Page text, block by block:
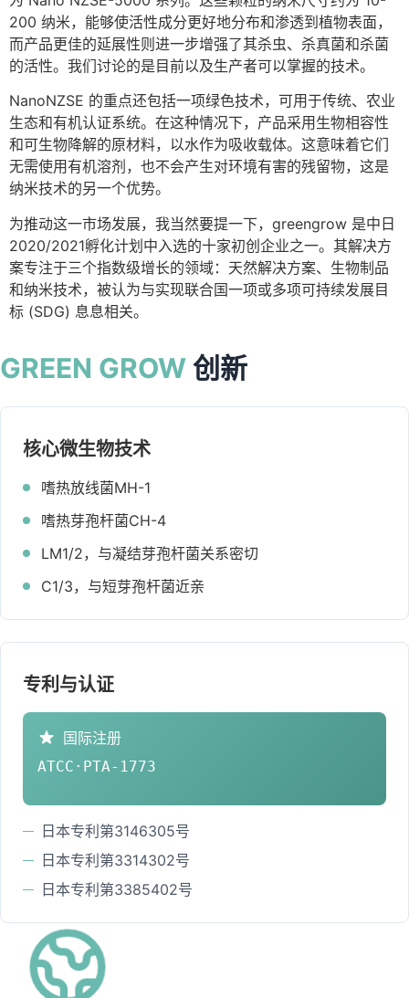
200 纳米，能够使活性成分更好地分布和渗透到植物表面，
而产品更佳的延展性则进一步增强了其杀虫、杀真菌和杀菌
的活性。我们讨论的是目前以及生产者可以掌握的技术。
NanoNZSE 的重点还包括一项绿色技术，可用于传统、农业
生态和有机认证系统。在这种情况下，产品采用生物相容性
和可生物降解的原材料，以水作为吸收载体。这意味着它们
无需使用有机溶剂，也不会产生对环境有害的残留物，这是
纳米技术的另一个优势。
为推动这一市场发展，我当然要提一下，greengrow 是中日
2020/2021孵化计划中入选的十家初创企业之一。其解决方
案专注于三个指数级增长的领域：天然解决方案、生物制品
和纳米技术，被认为与实现联合国一项或多项可持续发展目
标 (SDG) 息息相关。
GREEN GROW创新
核心微生物技术
嗜热放线菌MH-1
嗜热芽孢杆菌CH-4
LM1/2，与凝结芽孢杆菌关系密切
C1/3，与短芽孢杆菌近亲
专利与认证
国际注册
ATCC·PTA-1773
日本专利第3146305号
日本专利第3314302号
日本专利第3385402号